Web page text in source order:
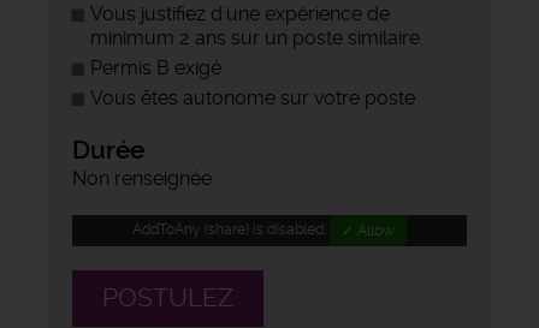
Vous justifiez d'une expérience de
minimum 2 ans sur un poste similaire.
Permis B exigé
Vous êtes autonome sur votre poste
Durée
Non renseignée
AddToAny (share) is disabled. ✓ Allow
POSTULEZ